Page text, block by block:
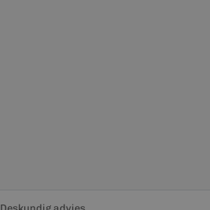
Deskundig advies